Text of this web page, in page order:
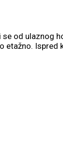
od ulaznog
etažno. Ispred